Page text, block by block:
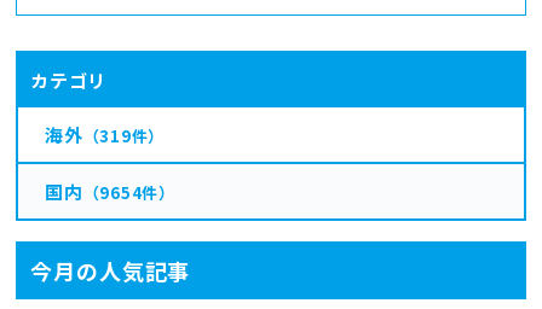
カテゴリ
海外 （319件）
国内 （9654件）
今月の人気記事